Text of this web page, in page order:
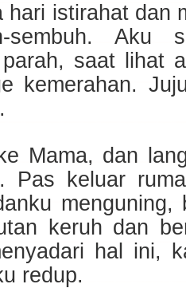
hari istirahat dan
sembuh. Aku
saat lihat
kemerahan.
Mama, dan
Pas keluar
menguning,
keruh dan
hal ini,
redup.